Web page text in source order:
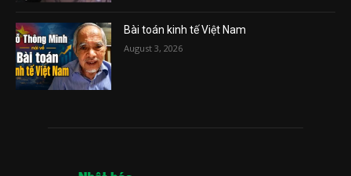
Bài toán kinh tế Việt Nam
August 3, 2026